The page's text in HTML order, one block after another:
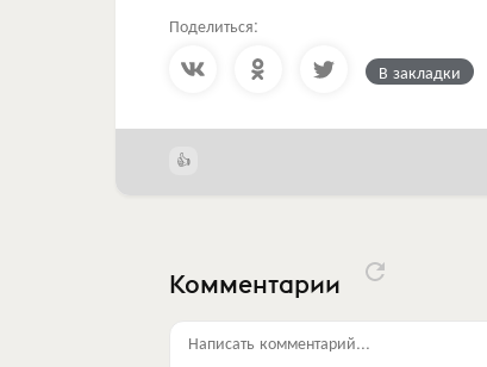
Поделиться:
В закладки
Комментарии
Написать комментарий...